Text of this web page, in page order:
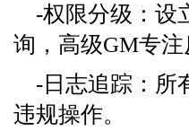
-权限分级：设
询，高级GM专
-日志追踪：所
违规操作。